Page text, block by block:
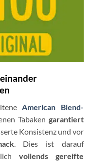
American Blend-
Tabaken garantiert
Konsistenz und vor
. Dies ist darauf
vollends gereifte